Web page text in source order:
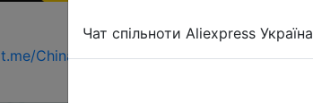
t.me/ChinaGoodBuy
Чат спільноти Aliexpress Україна